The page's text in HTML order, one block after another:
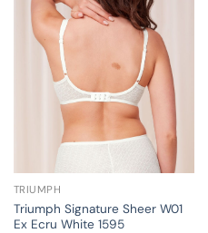
TRIUMPH
Triumph Signature Sheer W01
Ex Ecru White 1595